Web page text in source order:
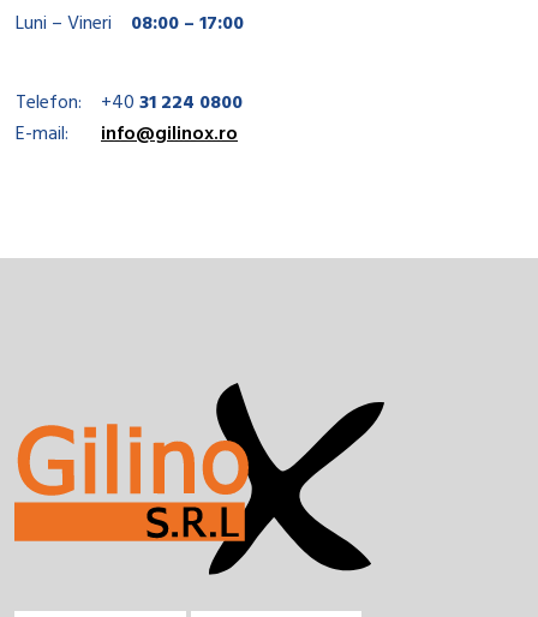
Luni – Vineri
08:00 – 17:00
Telefon: +4031 224 0800
E-mail:
info@gilinox.ro